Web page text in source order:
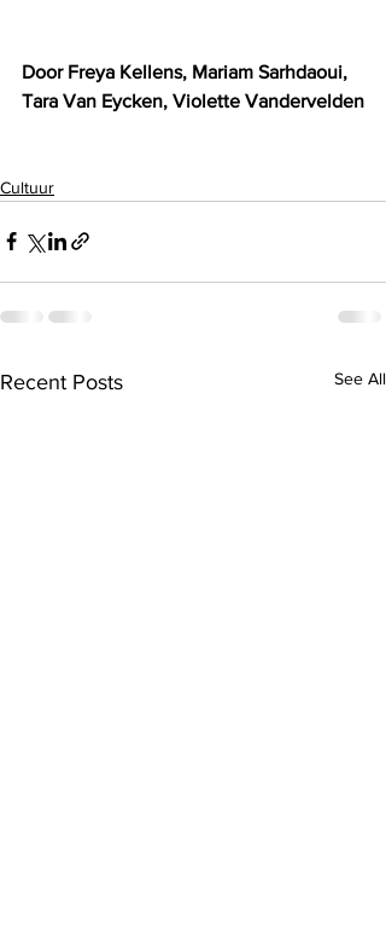
Door Freya Kellens, Mariam Sarhdaoui,
Tara Van Eycken, Violette Vandervelden
Cultuur
Recent Posts See All